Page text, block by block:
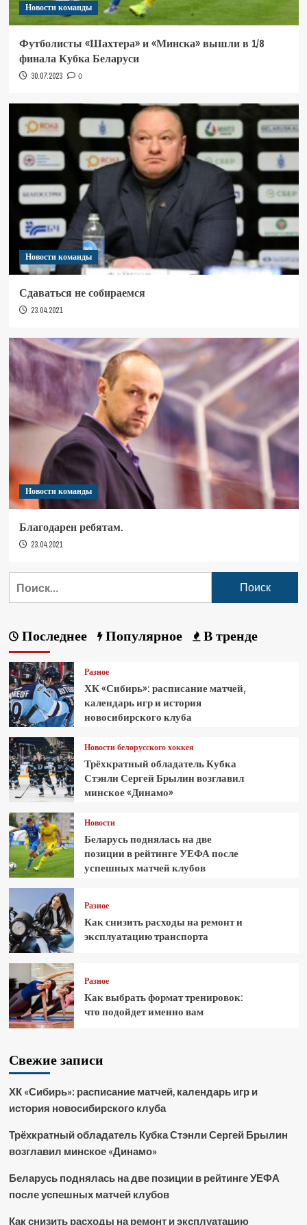
Новости команды
Футболисты «Шахтера» и «Минска» вышли в 1/8
финала Кубка Беларуси
30.07.2023 0
Новости команды
Сдаваться не собираемся
23.04.2021
Новости команды
Благодарен ребятам.
23.04.2021
Последнее Популярное В тренде
Разное
ХК «Сибирь»: расписание матчей,
календарь игр и история
новосибирского клуба
Новости белорусского хоккея
Трёхкратный обладатель Кубка
Стэнли Сергей Брылин возглавил
минское «Динамо»
Новости
Беларусь поднялась на две
позиции в рейтинге УЕФА после
успешных матчей клубов
Разное
Как снизить расходы на ремонт и
эксплуатацию транспорта
Разное
Как выбрать формат тренировок:
что подойдет именно вам
Свежие записи
ХК «Сибирь»: расписание матчей, календарь игр и
история новосибирского клуба
Трёхкратный обладатель Кубка Стэнли Сергей Брылин
возглавил минское «Динамо»
Беларусь поднялась на две позиции в рейтинге УЕФА
после успешных матчей клубов
Как снизить расходы на ремонт и эксплуатацию